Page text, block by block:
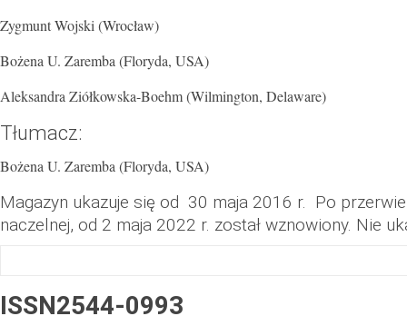
Zygmunt Wojski (Wrocław)
Bożena U. Zaremba (Floryda, USA)
Aleksandra Ziółkowska-Boehm (Wilmington, Delaware)
Tłumacz:
Bożena U. Zaremba (Floryda, USA)
Magazyn ukazuje się od 30 maja 2016 r. Po
naczelnej, od 2 maja 2022 r. został wznowiony. Nie
ISSN2544-0993